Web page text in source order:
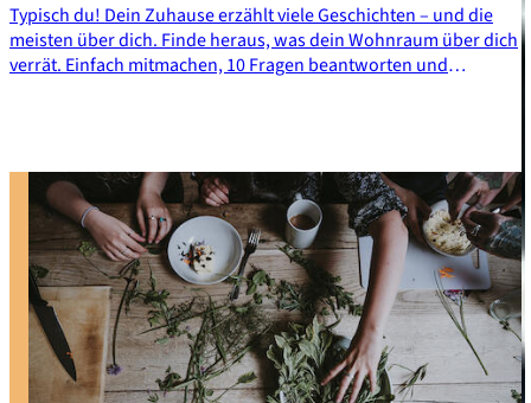
Typisch du! Dein Zuhause erzählt viele Geschichten – und die
meisten über dich. Finde heraus, was dein Wohnraum über dich
verrät. Einfach mitmachen, 10 Fragen beantworten und